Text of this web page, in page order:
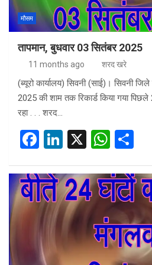
मौसम
तापमान, बुधवार 03 सितंबर 2025
11 months ago शरद खरे
(ब्यूरो कार्यालय) सिवनी (साई)। सिवनी
2025 की शाम तक रिकार्ड किया गया
रहा . . . शरद…
F
ce
b
o
o
k
Li
ke
dI
n
X
W
at
s
A
p
p
ar
e